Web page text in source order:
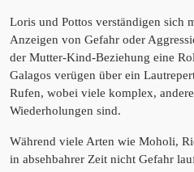
Loris und Pottos verständigen sich
Anzeigen von Gefahr oder
der Mutter-Kind-Beziehung eine
Galagos verügen über ein
Rufen, wobei viele komplex,
Wiederholungen sind.
Während viele Arten wie Moholi,
in absehbahrer Zeit nicht Gefahr